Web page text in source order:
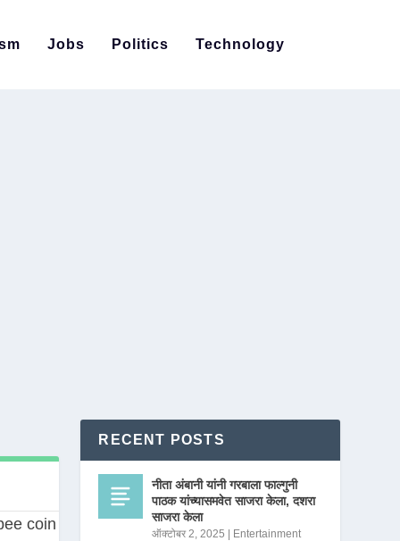
Jobs Politics Technology
RECENT POSTS
नीता अंबानी यांनी गरबाला फाल्गुनी
पाठक यांच्यासमवेत साजरा केला, दशरा
साजरा केला
ऑक्टोबर 2, 2025 Entertainment